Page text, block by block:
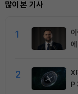
많이 본 기사
1
2
P